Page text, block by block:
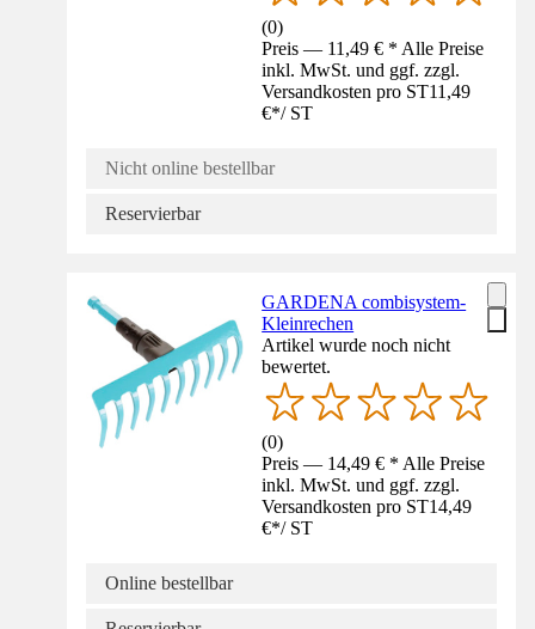
(0)
Preis — 11,49 € * Alle Preise
inkl. MwSt. und ggf. zzgl.
Versandkosten pro ST11,49
€*/ ST
Nicht online bestellbar
Reservierbar
GARDENA combisystem-
Kleinrechen
Artikel wurde noch nicht
bewertet.
(0)
Preis — 14,49 € * Alle Preise
inkl. MwSt. und ggf. zzgl.
Versandkosten pro ST14,49
€*/ ST
Online bestellbar